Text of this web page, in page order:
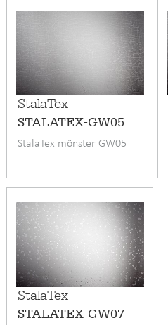
StalaTex
STALATEX-GW05
StalaTex mönster GW05
StalaTex
STALATEX-GW07